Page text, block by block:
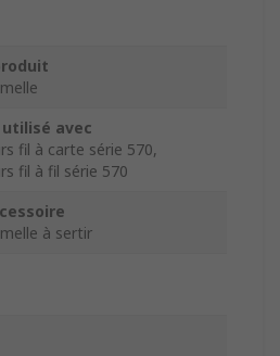
avec
fil à carte série 570,
fil à fil série 570
à sertir